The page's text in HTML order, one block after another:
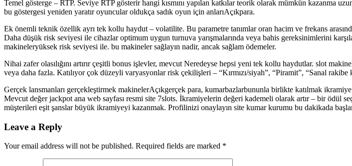
Temel gösterge – RTP. Seviye RTP gösterir hangi kısmını yapılan katkılar teorik olarak mümkün kazanma
bu göstergesi yeniden yaratır oyuncular oldukça sadık oyun için anlarıAçıkpara.
Ek önemli teknik özellik ayrı tek kollu haydut – volatilite. Bu parametre tanımlar oran hacim ve frekans
Daha düşük risk seviyesi ile cihazlar optimum uygun turnuva yarışmalarında veya bahis gereksinimlerini
makineleryüksek risk seviyesi ile. bu makineler sağlayın nadir, ancak sağlam ödemeler.
Nihai zafer olasılığını artırır çeşitli bonus işlevler, mevcut Neredeyse hepsi yeni tek kollu haydutlar. slot
veya daha fazla. Katılıyor çok düzeyli varyasyonlar risk çekilişleri – “Kırmızı/siyah”, “Piramit”, “Sanal
Gerçek lansmanları gerçekleştirmek makinelerAçıkgerçek para, kumarbazlarbununla birlikte katılmak
Mevcut değer jackpot ana web sayfası resmi site 7slots. İkramiyelerin değeri kademeli olarak artır – bir ödül
müşterileri eşit şanslar büyük ikramiyeyi kazanmak. Profilinizi onaylayın site kumar kurumu bu dakikada
Leave a Reply
Your email address will not be published. Required fields are marked *